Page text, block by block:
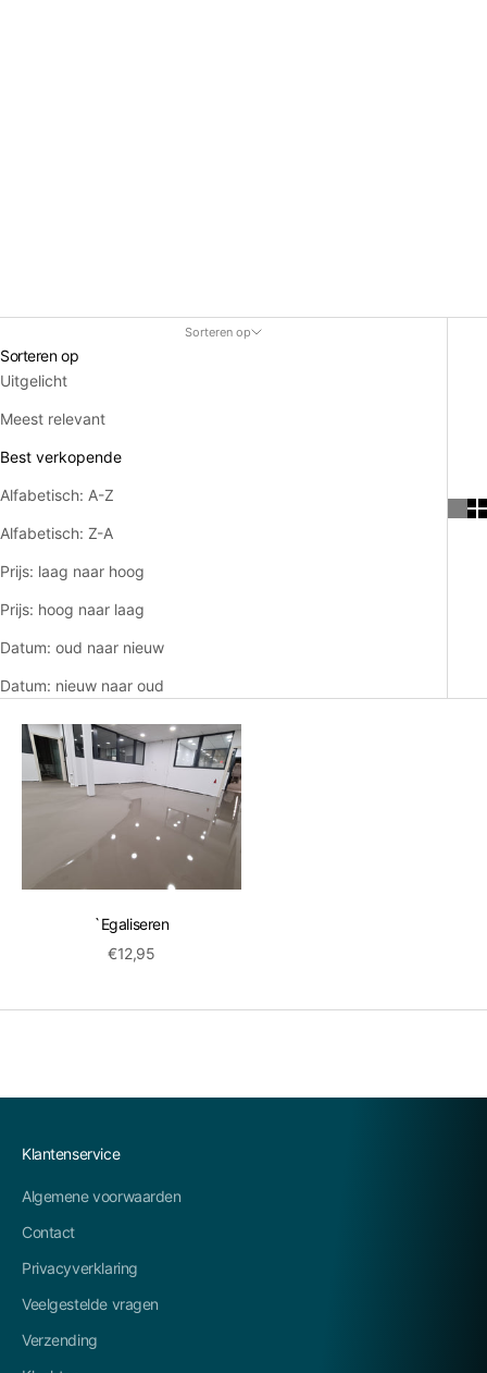
Sorteren op
Sorteren op
Uitgelicht
Meest relevant
Best verkopende
Alfabetisch: A-Z
Alfabetisch: Z-A
Prijs: laag naar hoog
Prijs: hoog naar laag
Datum: oud naar nieuw
Datum: nieuw naar oud
`Egaliseren
Aanbiedingsprijs
€12,95
Klantenservice
Algemene voorwaarden
Contact
Privacyverklaring
Veelgestelde vragen
Verzending